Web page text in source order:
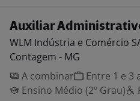
Auxiliar
WLM Indústria e Comércio
Contagem - MG
A combinar
Entre 1 e 3
Ensino Médio (2º Grau)